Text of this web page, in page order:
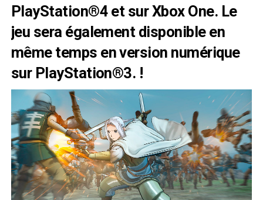
PlayStation®4 et sur Xbox One. Le
jeu sera également disponible en
même temps en version numérique
sur PlayStation®3. !